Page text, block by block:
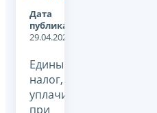
Дата
публикации:
29.04.2026
Единый
налог,
уплачиваемый
при